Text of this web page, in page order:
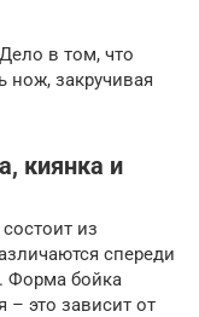
в том, что
нож, закручивая
киянка и
из
спереди
Форма бойка
– это зависит от